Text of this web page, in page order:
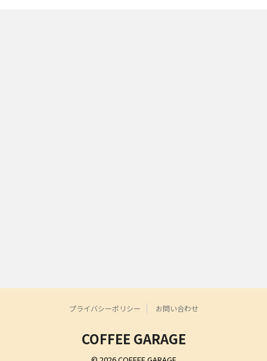
プライバシーポリシー お問い合わせ
COFFEE GARAGE